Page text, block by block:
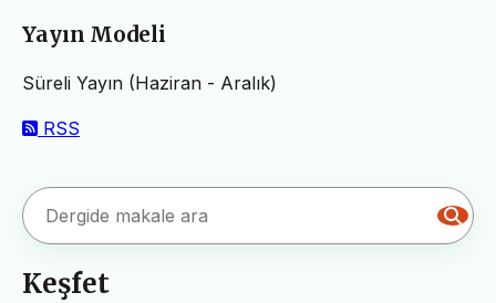
Yayın Modeli
Süreli Yayın (Haziran - Aralık)
RSS
Keşfet